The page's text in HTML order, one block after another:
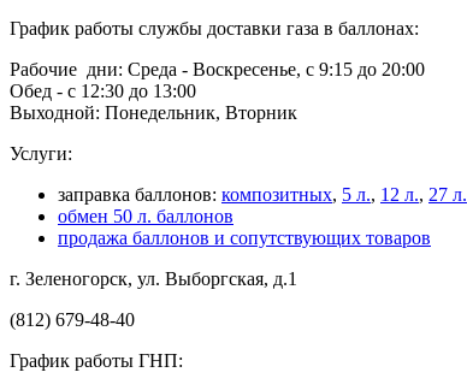
График работы службы доставки газа в баллонах:
Рабочие дни: Среда - Воскресенье, с 9:15 до 20:00
Обед - с 12:30 до 13:00
Выходной: Понедельник, Вторник
Услуги:
заправка баллонов: композитных, 5 л., 12 л., 27 л.
обмен 50 л. баллонов
продажа баллонов и сопутствующих товаров
г. Зеленогорск, ул. Выборгская, д.1
(812) 679-48-40
График работы ГНП: